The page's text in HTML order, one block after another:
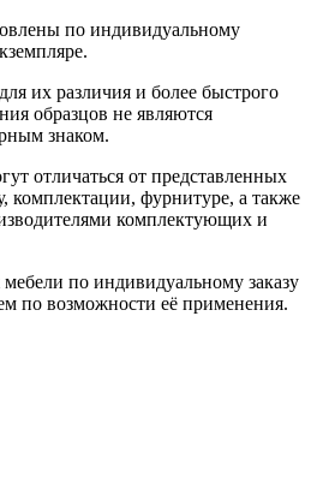
по индивидуальному
их различия и более быстрого
образцов не являются
знаком.
отличаться от представленных
комплектации, фурнитуре, а также
комплектующих и
по индивидуальному заказу
по возможности её применения.